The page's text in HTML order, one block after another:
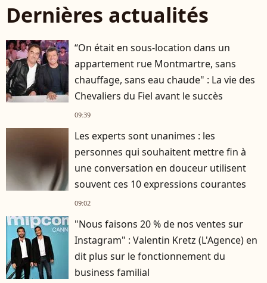
Dernières actualités
“On était en sous-location dans un
appartement rue Montmartre, sans
chauffage, sans eau chaude" : La vie des
Chevaliers du Fiel avant le succès
09:39
Les experts sont unanimes : les
personnes qui souhaitent mettre fin à
une conversation en douceur utilisent
souvent ces 10 expressions courantes
09:02
"Nous faisons 20 % de nos ventes sur
Instagram" : Valentin Kretz (L'Agence) en
dit plus sur le fonctionnement du
business familial